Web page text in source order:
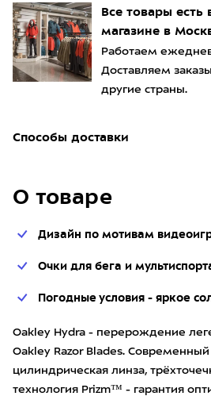
Все товары есть
магазине в
Работаем
Доставляем
другие страны.
Способы доставки
О товаре
Дизайн по мотивам
Очки для бега и
Погодные условия - яркое
Oakley Hydra - перерождение
Oakley Razor Blades.
цилиндрическая линза,
технология Prizm™ - гарантия